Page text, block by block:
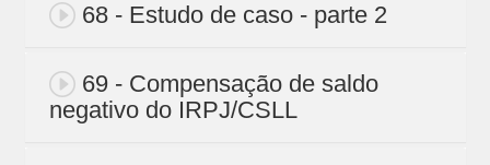
68 - Estudo de caso - parte 2
69 - Compensação de saldo
negativo do IRPJ/CSLL